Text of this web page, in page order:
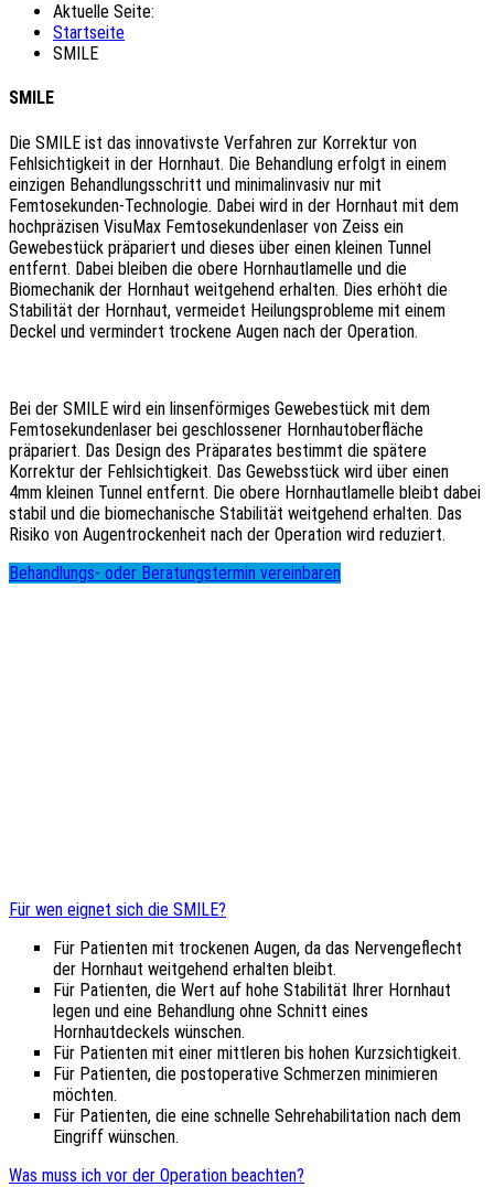
Aktuelle Seite:
Startseite
SMILE
SMILE
Die SMILE ist das innovativste Verfahren zur Korrektur von
Fehlsichtigkeit in der Hornhaut. Die Behandlung erfolgt in einem
einzigen Behandlungsschritt und minimalinvasiv nur mit
Femtosekunden-Technologie. Dabei wird in der Hornhaut mit dem
hochpräzisen VisuMax Femtosekundenlaser von Zeiss ein
Gewebestück präpariert und dieses über einen kleinen Tunnel
entfernt. Dabei bleiben die obere Hornhautlamelle und die
Biomechanik der Hornhaut weitgehend erhalten. Dies erhöht die
Stabilität der Hornhaut, vermeidet Heilungsprobleme mit einem
Deckel und vermindert trockene Augen nach der Operation.
Bei der SMILE wird ein linsenförmiges Gewebestück mit dem
Femtosekundenlaser bei geschlossener Hornhautoberfläche
präpariert. Das Design des Präparates bestimmt die spätere
Korrektur der Fehlsichtigkeit. Das Gewebsstück wird über einen
4mm kleinen Tunnel entfernt. Die obere Hornhautlamelle bleibt dabei
stabil und die biomechanische Stabilität weitgehend erhalten. Das
Risiko von Augentrockenheit nach der Operation wird reduziert.
Behandlungs- oder Beratungstermin vereinbaren
Für wen eignet sich die SMILE?
Für Patienten mit trockenen Augen, da das Nervengeflecht
der Hornhaut weitgehend erhalten bleibt.
Für Patienten, die Wert auf hohe Stabilität Ihrer Hornhaut
legen und eine Behandlung ohne Schnitt eines
Hornhautdeckels wünschen.
Für Patienten mit einer mittleren bis hohen Kurzsichtigkeit.
Für Patienten, die postoperative Schmerzen minimieren
möchten.
Für Patienten, die eine schnelle Sehrehabilitation nach dem
Eingriff wünschen.
Was muss ich vor der Operation beachten?